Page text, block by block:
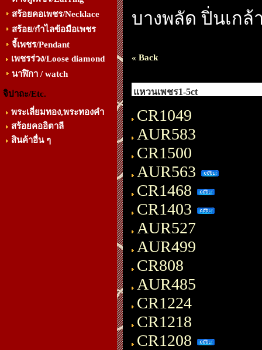
สร้อยคอเพชร/Necklace
สร้อย/กำไลข้อมือเพชร
จี้เพชร/Pendant
เพชรร่วง/Loose diamond
นาฬิกา / watch
จิปาถะ/Etc.
พระเลี่ยมทอง,พระทองคำ
สร้อยคออิตาลี
สินค้าอื่น ๆ
บางพลัด ปิ่นเกล้
« Back
แหวนเพชร1-5ct
CR1049
AUR583
CR1500
AUR563
CR1468
CR1403
AUR527
AUR499
CR808
AUR485
CR1224
CR1218
CR1208